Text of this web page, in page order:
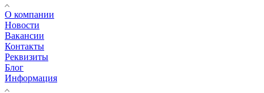
О компании
Новости
Вакансии
Контакты
Реквизиты
Блог
Информация